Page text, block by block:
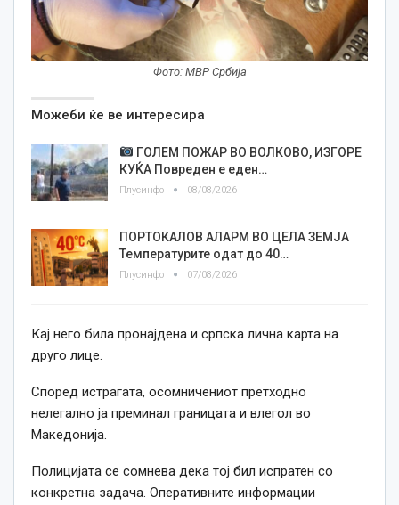
Фото: МВР Србија
Можеби ќе ве интересира
ГОЛЕМ ПОЖАР ВО ВОЛКОВО, ИЗГОРЕ
КУЌА Повреден е еден…
Плусинфо 08/08/2026
ПОРТОКАЛОВ АЛАРМ ВО ЦЕЛА ЗЕМЈА
Температурите одат до 40…
Плусинфо 07/08/2026
Кај него била пронајдена и српска лична карта на
друго лице.
Според истрагата, осомничениот претходно
нелегално ја преминал границата и влегол во
Македонија.
Полицијата се сомнева дека тој бил испратен со
конкретна задача. Оперативните информации